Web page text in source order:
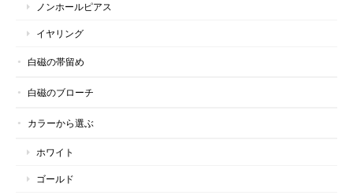
ノンホールピアス
イヤリング
白磁の帯留め
白磁のブローチ
カラーから選ぶ
ホワイト
ゴールド